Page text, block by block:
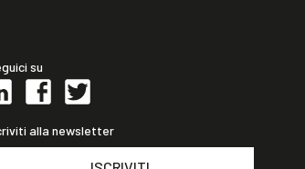
su
alla newsletter